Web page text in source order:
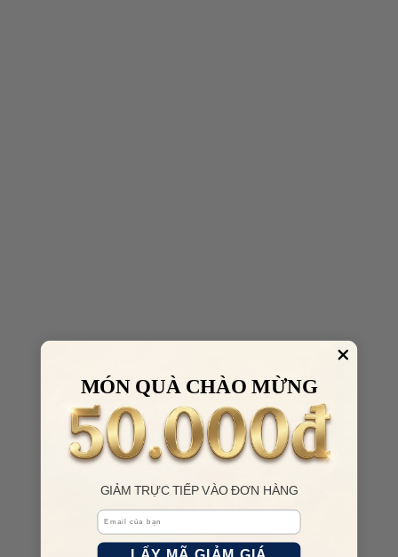
MÓN QUÀ CHÀO MỪNG
GIẢM TRỰC TIẾP VÀO ĐƠN HÀNG
Email